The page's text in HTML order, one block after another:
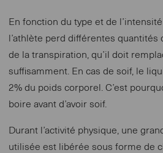
En fonction du type et de l’intensité
l’athlète perd différentes
de la transpiration, qu’il doit
suffisamment. En cas de soif, le
2% du poids corporel. C’est
boire avant d’avoir soif.
Durant l’activité physique, une
utilisée est libérée sous forme de